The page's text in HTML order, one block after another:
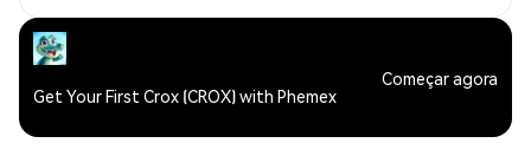
Get Your First Crox (CROX) with Phemex
Começar agora